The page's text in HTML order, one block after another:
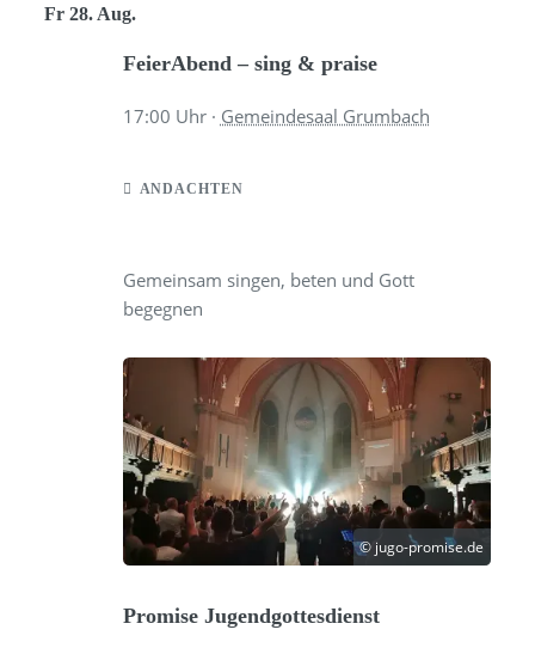
Fr 28. Aug.
FeierAbend – sing & praise
17:00 Uhr · Gemeindesaal Grumbach
ANDACHTEN
Gemeinsam singen, beten und Gott
begegnen
© jugo-promise.de
Promise Jugendgottesdienst